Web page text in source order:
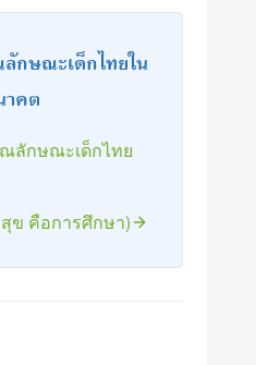
กษณะเด็กไทยใน
คต
ลักษณะเด็กไทย
ข คือการศึกษา)